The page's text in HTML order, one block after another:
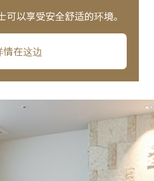
以享受安全舒适的环境。
情在这边